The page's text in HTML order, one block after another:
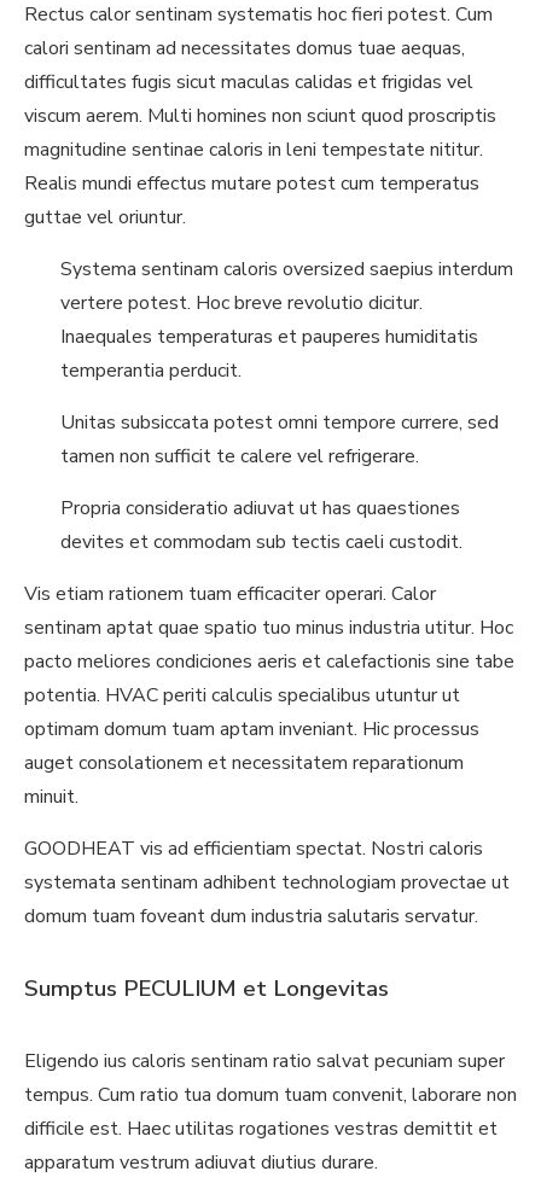
Rectus calor sentinam systematis hoc fieri potest. Cum
calori sentinam ad necessitates domus tuae aequas,
difficultates fugis sicut maculas calidas et frigidas vel
viscum aerem. Multi homines non sciunt quod proscriptis
magnitudine sentinae caloris in leni tempestate nititur.
Realis mundi effectus mutare potest cum temperatus
guttae vel oriuntur.
Systema sentinam caloris oversized saepius interdum
vertere potest. Hoc breve revolutio dicitur.
Inaequales temperaturas et pauperes humiditatis
temperantia perducit.
Unitas subsiccata potest omni tempore currere, sed
tamen non sufficit te calere vel refrigerare.
Propria consideratio adiuvat ut has quaestiones
devites et commodam sub tectis caeli custodit.
Vis etiam rationem tuam efficaciter operari. Calor
sentinam aptat quae spatio tuo minus industria utitur. Hoc
pacto meliores condiciones aeris et calefactionis sine tabe
potentia. HVAC periti calculis specialibus utuntur ut
optimam domum tuam aptam inveniant. Hic processus
auget consolationem et necessitatem reparationum
minuit.
GOODHEAT vis ad efficientiam spectat. Nostri caloris
systemata sentinam adhibent technologiam provectae ut
domum tuam foveant dum industria salutaris servatur.
Sumptus PECULIUM et Longevitas
Eligendo ius caloris sentinam ratio salvat pecuniam super
tempus. Cum ratio tua domum tuam convenit, laborare non
difficile est. Haec utilitas rogationes vestras demittit et
apparatum vestrum adiuvat diutius durare.